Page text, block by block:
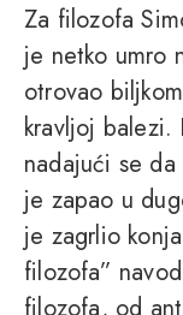
Za filozofa
je netko umro
otrovao
kravljoj balezi.
nadajući se
je zapao u
je zagrlio
filozofa”
filozofa, od